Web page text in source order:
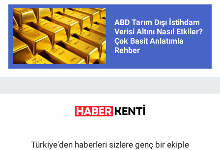
ABD Tarım Dışı İstihdam
Verisi Altını Nasıl Etkiler?
Çok Basit Anlatımla
Rehber
Türkiye'den haberleri sizlere genç bir ekiple